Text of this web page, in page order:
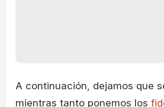
A continuación, dejamos que
mientras tanto ponemos los